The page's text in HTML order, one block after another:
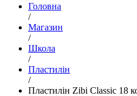
Головна
/
Магазин
/
Школа
/
Пластилін
/
Пластилін Zibi Classic 18